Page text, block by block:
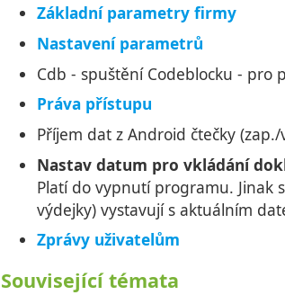
Základní parametry firmy
Nastavení parametrů
Cdb - spuštění Codeblocku - pro
Práva přístupu
Příjem dat z Android čtečky
Nastav datum pro vkládání
Platí do vypnutí programu. Jinak
výdejky) vystavují s aktuálním
Zprávy uživatelům
Související témata